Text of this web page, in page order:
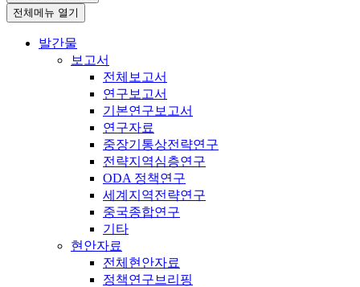
전체메뉴 열기
발간물
보고서
전체보고서
연구보고서
기본연구보고서
연구자료
중장기통상전략연구
전략지역심층연구
ODA 정책연구
세계지역전략연구
중국종합연구
기타
현안자료
전체현안자료
정책연구브리핑